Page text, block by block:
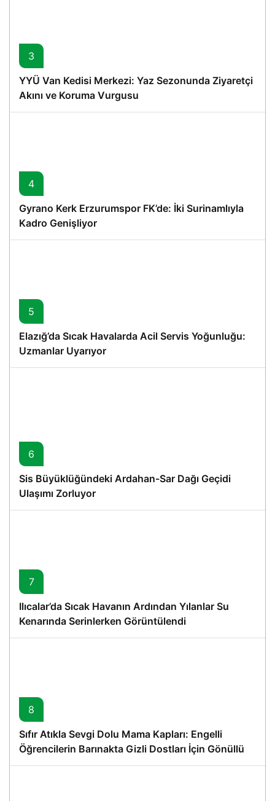
3
YYÜ Van Kedisi Merkezi: Yaz Sezonunda Ziyaretçi
Akını ve Koruma Vurgusu
4
Gyrano Kerk Erzurumspor FK’de: İki Surinamlıyla
Kadro Genişliyor
5
Elazığ’da Sıcak Havalarda Acil Servis Yoğunluğu:
Uzmanlar Uyarıyor
6
Sis Büyüklüğündeki Ardahan-Sar Dağı Geçidi
Ulaşımı Zorluyor
7
Ilıcalar’da Sıcak Havanın Ardından Yılanlar Su
Kenarında Serinlerken Görüntülendi
8
Sıfır Atıkla Sevgi Dolu Mama Kapları: Engelli
Öğrencilerin Barınakta Gizli Dostları İçin Gönüllü
Proje